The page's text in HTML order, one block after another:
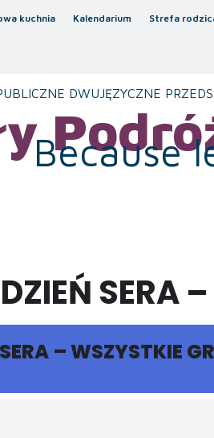
kuchnia Kalendarium Strefa
DWUJĘZYCZNE
Because
SERA
– WSZYSTKIE